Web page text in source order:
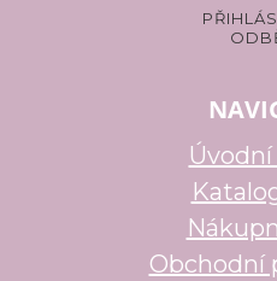
Obchodní